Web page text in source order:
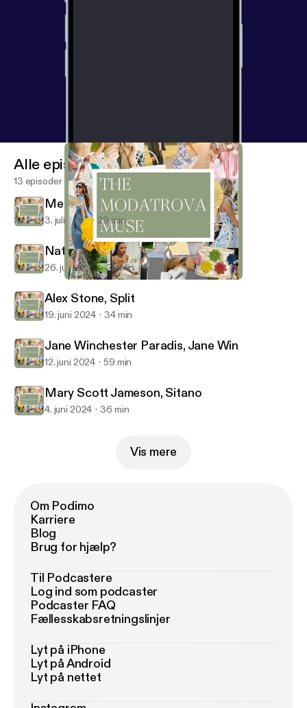
The Modatrova Muse
Alle episoder
13 episoder
Megan Eddings Feely, EDDY
3. juli 2024 29 min
Natalie Steen, The Nat Note
26. juni 2024 28 min
Alex Stone, Split
19. juni 2024 34 min
Jane Winchester Paradis, Jane Win
12. juni 2024 59 min
Mary Scott Jameson, Sitano
4. juni 2024 36 min
Vis mere
Om Podimo
Karriere
Blog
Brug for hjælp?
Til Podcastere
Log ind som podcaster
Podcaster FAQ
Fællesskabsretningslinjer
Lyt på iPhone
Lyt på Android
Lyt på nettet